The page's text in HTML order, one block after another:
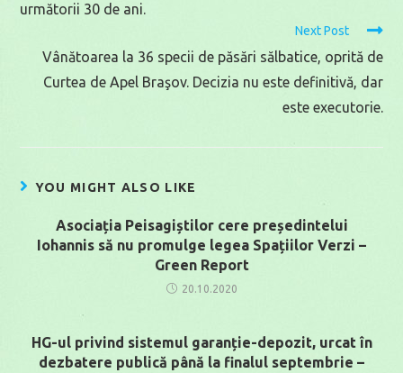
următorii 30 de ani.
Next Post
Vânătoarea la 36 specii de păsări sălbatice, oprită de
Curtea de Apel Braşov. Decizia nu este definitivă, dar
este executorie.
YOU MIGHT ALSO LIKE
Asociația Peisagiștilor cere președintelui
Iohannis să nu promulge legea Spațiilor Verzi –
Green Report
20.10.2020
HG-ul privind sistemul garanție-depozit, urcat în
dezbatere publică până la finalul septembrie –